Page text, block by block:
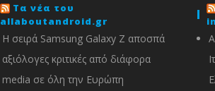
Τα νέα του
allaboutandroid.gr
Η σειρά Samsung Galaxy Z αποσπά
αξιόλογες κριτικές από διάφορα
media σε όλη την Ευρώπη